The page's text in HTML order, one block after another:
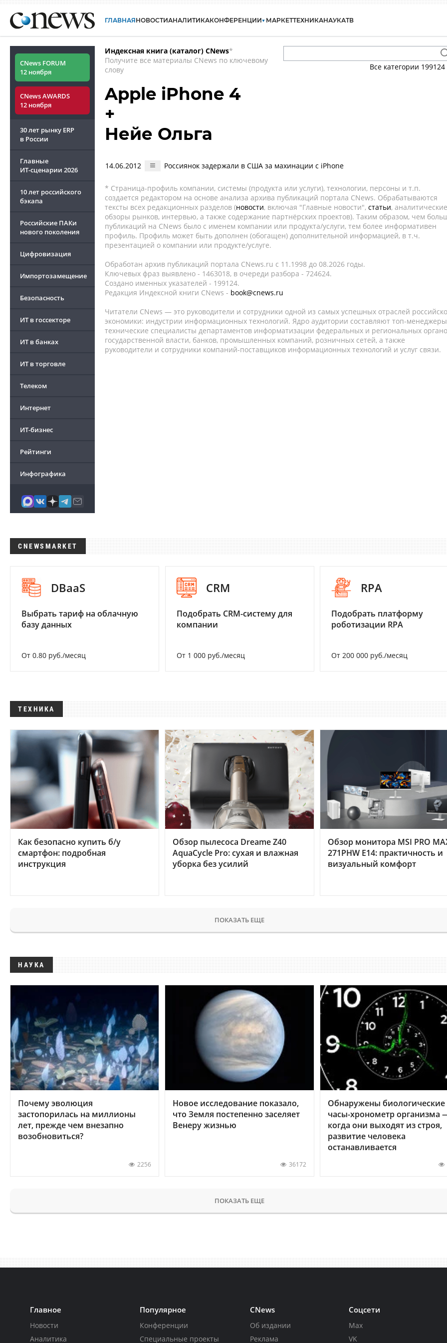
ГЛАВНАЯНОВОСТИАНАЛИТИКАКОНФЕРЕНЦИИ МАРКЕТТЕХНИКАНАУКАТВ
CNews FORUM
12 ноября
CNews AWARDS
12 ноября
30 лет рынку ERP
в России
Главные
ИТ-сценарии 2026
10 лет российского
бэкапа
Российские ПАКи
нового поколения
Цифровизация
Импортозамещение
Безопасность
ИТ в госсекторе
ИТ в банках
ИТ в торговле
Телеком
Интернет
ИТ-бизнес
Рейтинги
Инфографика
Индексная книга (каталог) CNews*
Получите все материалы CNews по ключевому
слову
Все категории 199124
Apple iPhone 4
+
Нейе Ольга
14.06.2012 Россиянок задержали в США за махинации с iPhone
* Страница-профиль компании, системы (продукта или услуги), технологии, персоны и т.п.
создается редактором на основе анализа архива публикаций портала CNews. Обрабатываются
тексты всех редакционных разделов (новости, включая "Главные новости", статьи, аналитические
обзоры рынков, интервью, а также содержание партнёрских проектов). Таким образом, чем
публикаций на CNews было с именем компании или продукта/услуги, тем более информативен
профиль. Профиль может быть дополнен (обогащен) дополнительной информацией, в т.ч.
презентацией о компании или продукте/услуге.
Обработан архив публикаций портала CNews.ru c 11.1998 до 08.2026 годы.
Ключевых фраз выявлено - 1463018, в очереди разбора - 724624.
Создано именных указателей - 199124.
Редакция Индексной книги CNews - book@cnews.ru
Читатели CNews — это руководители и сотрудники одной из самых успешных отраслей
экономики: индустрии информационных технологий. Ядро аудитории составляют топ-
технические специалисты департаментов информатизации федеральных и региональных
государственной власти, банков, промышленных компаний, розничных сетей, а также
руководители и сотрудники компаний-поставщиков информационных технологий и услуг связи.
CNEWSMARKET
DBaaS
Выбрать тариф на облачную
базу данных
От 0.80 руб./месяц
CRM
Подобрать CRM-систему для
компании
От 1 000 руб./месяц
RPA
Подобрать платформу
роботизации RPA
От 200 000 руб./месяц
ТЕХНИКА
Как безопасно купить б/у
смартфон: подробная
инструкция
Обзор пылесоса Dreame Z40
AquaCycle Pro: сухая и влажная
уборка без усилий
Обзор монитора MSI PRO
271PHW E14: практичность и
визуальный комфорт
ПОКАЗАТЬ ЕЩЕ
НАУКА
Почему эволюция
застопорилась на миллионы
лет, прежде чем внезапно
возобновиться?
2256
Новое исследование показало,
что Земля постепенно заселяет
Венеру жизнью
36172
Обнаружены биологические
часы-хронометр организма
когда они выходят из строя,
развитие человека
останавливается
ПОКАЗАТЬ ЕЩЕ
Главное
Новости
Аналитика
Популярное
Конференции
Специальные проекты
CNews
Об издании
Реклама
Соцсети
Max
VK